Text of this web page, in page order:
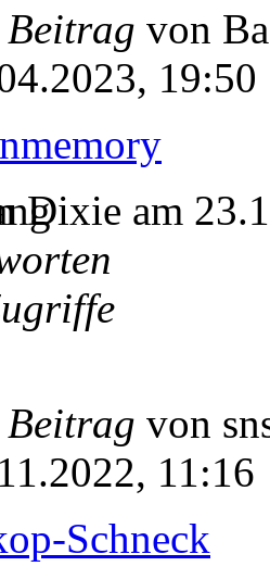
von
19:50
Dixie am
von
11:16
Schneck